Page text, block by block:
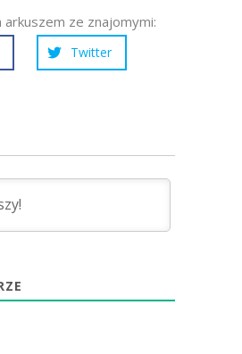
ze znajomymi:
Twitter